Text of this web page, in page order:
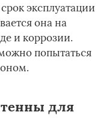
эксплуатации
она на
и коррозии.
попытаться
для